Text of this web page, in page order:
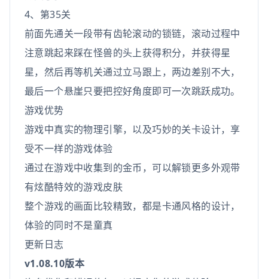
4、第35关
前面先通关一段带有齿轮滚动的锁链，滚动过程中
注意跳起来踩在怪兽的头上获得积分，并获得星
星，然后再等机关通过立马跟上，两边差别不大，
最后一个悬崖只要把控好角度即可一次跳跃成功。
游戏优势
游戏中真实的物理引擎，以及巧妙的关卡设计，享
受不一样的游戏体验
通过在游戏中收集到的金币，可以解锁更多外观带
有炫酷特效的游戏皮肤
整个游戏的画面比较精致，都是卡通风格的设计，
体验的同时不是童真
更新日志
v1.08.10版本